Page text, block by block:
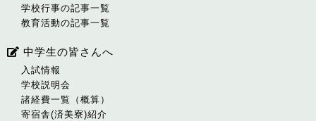
学校行事の記事一覧
教育活動の記事一覧
中学生の皆さんへ
入試情報
学校説明会
諸経費一覧（概算）
寄宿舎(済美寮)紹介